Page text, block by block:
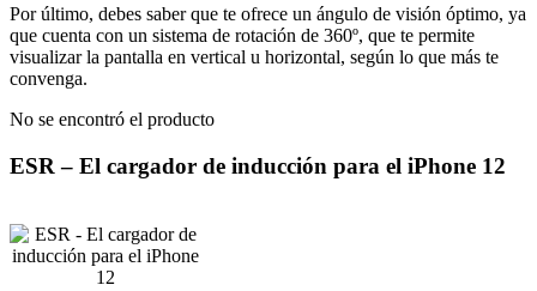
Por último, debes saber que te ofrece un ángulo de visión óptimo, ya
que cuenta con un sistema de rotación de 360º, que te permite
visualizar la pantalla en vertical u horizontal, según lo que más te
convenga.
No se encontró el producto
ESR – El cargador de inducción para el iPhone 12